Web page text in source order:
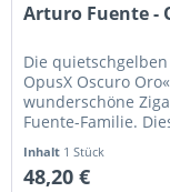
Arturo Fuente -
Die
OpusX Oscuro
wunderschöne
Fuente-Familie.
Inhalt 1 Stück
48,20 €